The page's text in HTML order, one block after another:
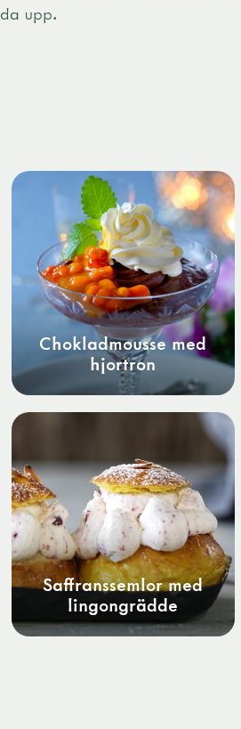
upp.
Chokladmousse med
hjortron
Saffranssemlor med
lingongrädde